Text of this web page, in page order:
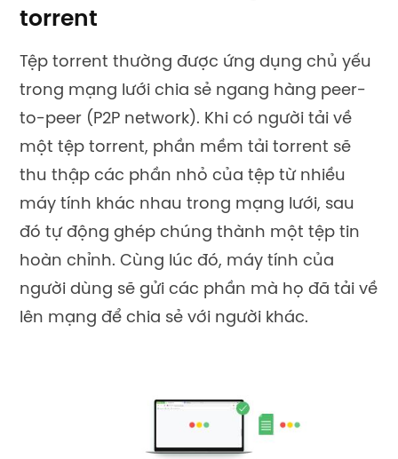
torrent
Tệp torrent thường được ứng dụng chủ yếu
trong mạng lưới chia sẻ ngang hàng peer-
to-peer (P2P network). Khi có người tải về
một tệp torrent, phần mềm tải torrent sẽ
thu thập các phần nhỏ của tệp từ nhiều
máy tính khác nhau trong mạng lưới, sau
đó tự động ghép chúng thành một tệp tin
hoàn chỉnh. Cùng lúc đó, máy tính của
người dùng sẽ gửi các phần mà họ đã tải về
lên mạng để chia sẻ với người khác.